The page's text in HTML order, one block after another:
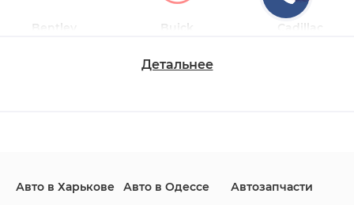
Bentley Buick Cadillac
Детальнее
Авто в Харькове
Авто в Одессе
Автозапчасти